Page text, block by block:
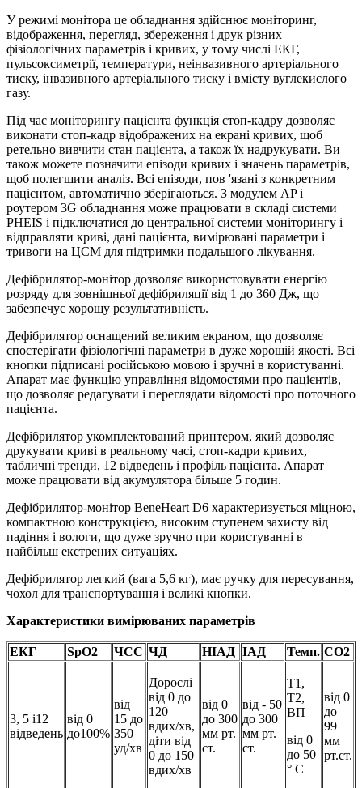
У режимі монітора це обладнання здійснює моніторинг,
відображення, перегляд, збереження і друк різних
фізіологічних параметрів і кривих, у тому числі ЕКГ,
пульсоксиметрії, температури, неінвазивного артеріального
тиску, інвазивного артеріального тиску і вмісту вуглекислого
газу.
Під час моніторингу пацієнта функція стоп-кадру дозволяє
виконати стоп-кадр відображених на екрані кривих, щоб
ретельно вивчити стан пацієнта, а також їх надрукувати. Ви
також можете позначити епізоди кривих і значень параметрів,
щоб полегшити аналіз. Всі епізоди, пов 'язані з конкретним
пацієнтом, автоматично зберігаються. З модулем AP і
роутером 3G обладнання може працювати в складі системи
PHEIS і підключатися до центральної системи моніторингу і
відправляти криві, дані пацієнта, вимірювані параметри і
тривоги на ЦСМ для підтримки подальшого лікування.
Дефібрилятор-монітор дозволяє використовувати енергію
розряду для зовнішньої дефібриляції від 1 до 360 Дж, що
забезпечує хорошу результативність.
Дефібрилятор оснащений великим екраном, що дозволяє
спостерігати фізіологічні параметри в дуже хорошій якості. Всі
кнопки підписані російською мовою і зручні в користуванні.
Апарат має функцію управління відомостями про пацієнтів,
що дозволяє редагувати і переглядати відомості про поточного
пацієнта.
Дефібрилятор укомплектований принтером, який дозволяє
друкувати криві в реальному часі, стоп-кадри кривих,
табличні тренди, 12 відведень і профіль пацієнта. Апарат
може працювати від акумулятора більше 5 годин.
Дефібрилятор-монітор BeneHeart D6 характеризується міцною,
компактною конструкцією, високим ступенем захисту від
падіння і вологи, що дуже зручно при користуванні в
найбільш екстрених ситуаціях.
Дефібрилятор легкий (вага 5,6 кг), має ручку для пересування,
чохол для транспортування і великі кнопки.
Характеристики вимірюваних параметрів
ЕКГ SpO2 ЧСС ЧД НІАД ІАД Темп. CO2
3, 5 і12
відведень
від 0
до100%
від
15 до
350
уд/хв
Дорослі
від 0 до
120
вдих/хв,
діти від
0 до 150
вдих/хв
від 0
до 300
мм рт.
ст.
від - 50
до 300
мм рт.
ст.
T1,
T2,
ВП
від 0
до 50
° C
від 0
до
99
мм
рт.ст.